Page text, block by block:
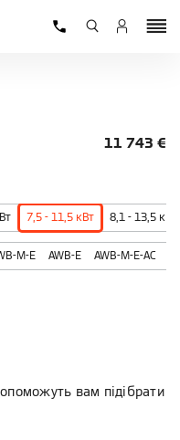
11 743 €
7,5 - 11,5 кВт 8,1 - 13,5 кВт
M-E AWB-E AWB-M-E-AC
вам підібрати